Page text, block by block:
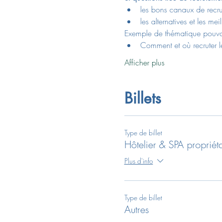
les bons canaux de
les alternatives et les
Exemple de thématique
Comment et où recruter
Afficher plus
Billets
Type de billet
Hôtelier & SPA
Plus d'info
Type de billet
Autres